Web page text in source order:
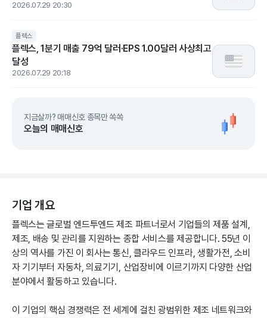
2026.07.29 20:30
플렉스
플렉스, 1분기 매출 79억 달러·EPS 1.00달러 사상최고
달성
2026.07.29 20:18
지금살까? 매매신호 종목만 쏙쏙
오늘의 매매신호
기업 개요
플렉스는 글로벌 엔드투엔드 제조 파트너로서 기업들의 제품 설계,
제조, 배송 및 관리를 지원하는 종합 서비스를 제공합니다. 55년 이
상의 역사를 가진 이 회사는 통신, 클라우드 인프라, 생활가전, 소비
자 기기부터 자동차, 의료기기, 산업장비에 이르기까지 다양한 산업
분야에서 활동하고 있습니다.
이 기업의 핵심 경쟁력은 전 세계에 걸친 광범위한 제조 네트워크와